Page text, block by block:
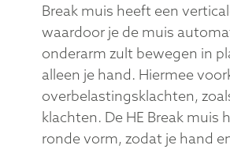
Break muis heeft een
waardoor je de muis
onderarm zult bewegen in
alleen je hand. Hiermee
overbelastingsklachten,
klachten. De HE Break muis
ronde vorm, zodat je hand